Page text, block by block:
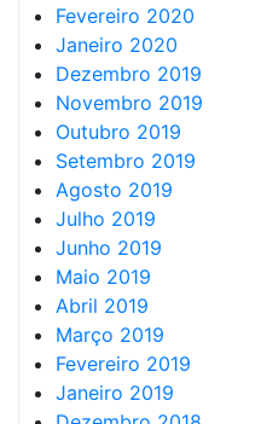
Fevereiro 2020
Janeiro 2020
Dezembro 2019
Novembro 2019
Outubro 2019
Setembro 2019
Agosto 2019
Julho 2019
Junho 2019
Maio 2019
Abril 2019
Março 2019
Fevereiro 2019
Janeiro 2019